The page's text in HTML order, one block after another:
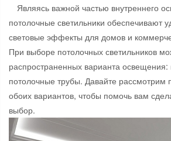
Являясь важной частью внутреннего
потолочные светильники обеспечивают
световые эффекты для домов и
При выборе потолочных светильников
распространенных варианта
потолочные трубы. Давайте
обоих вариантов, чтобы помочь вам
выбор.